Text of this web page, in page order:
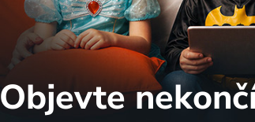
Objevte